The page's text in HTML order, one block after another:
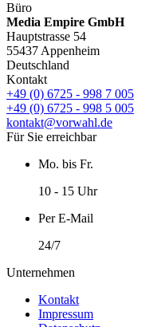
Büro
Media Empire GmbH
Hauptstrasse 54
55437 Appenheim
Deutschland
Kontakt
+49 (0) 6725 - 998 7 005
+49 (0) 6725 - 998 5 005
kontakt@vorwahl.de
Für Sie erreichbar
Mo. bis Fr.
10 - 15 Uhr
Per E-Mail
24/7
Unternehmen
Kontakt
Impressum